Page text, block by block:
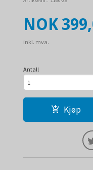
Pris
NOK
inkl. mva.
Antall
Kjøp